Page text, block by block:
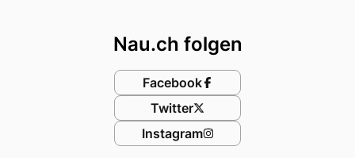
Nau.ch folgen
Facebook
Twitter
Instagram